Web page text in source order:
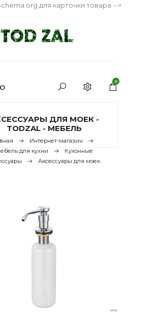
для карточки товара -->
0
ДЛЯ МОЕК -
TODZAL - МЕБЕЛЬ
Интернет-магазин
для кухни
Кухонные
Аксессуары для моек